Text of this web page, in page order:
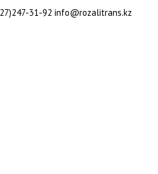
31-92 info@rozalitrans.kz